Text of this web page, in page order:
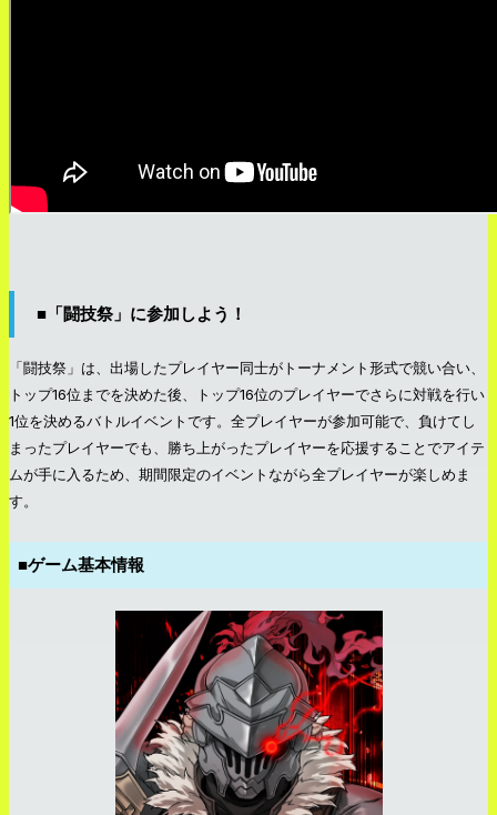
■「闘技祭」に参加しよう！
「闘技祭」は、出場したプレイヤー同士がトーナメント形式で競い合い、
トップ16位までを決めた後、トップ16位のプレイヤーでさらに対戦を行い
1位を決めるバトルイベントです。全プレイヤーが参加可能で、負けてし
まったプレイヤーでも、勝ち上がったプレイヤーを応援することでアイテ
ムが手に入るため、期間限定のイベントながら全プレイヤーが楽しめま
す。
■ゲーム基本情報